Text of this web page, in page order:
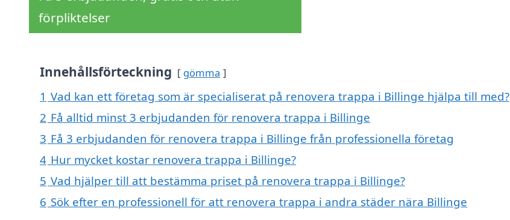
förpliktelser
Innehållsförteckning gömma
1 Vad kan ett företag som är specialiserat på renovera trappa i Billinge hjälpa till med?
2 Få alltid minst 3 erbjudanden för renovera trappa i Billinge
3 Få 3 erbjudanden för renovera trappa i Billinge från professionella företag
4 Hur mycket kostar renovera trappa i Billinge?
5 Vad hjälper till att bestämma priset på renovera trappa i Billinge?
6 Sök efter en professionell för att renovera trappa i andra städer nära Billinge